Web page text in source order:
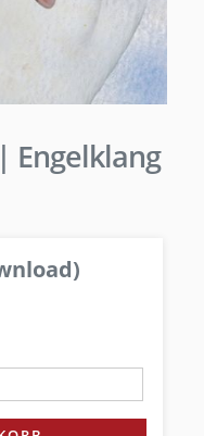
Engelklang